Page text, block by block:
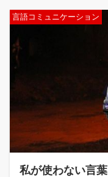
言語コミュニケーション
私が使わない言葉